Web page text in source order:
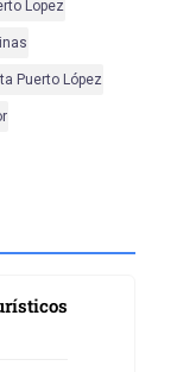
Lopez
Puerto López